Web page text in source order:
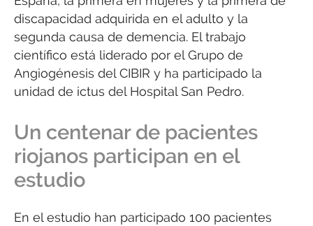
discapacidad adquirida en el adulto y la
segunda causa de demencia. El trabajo
científico está liderado por el Grupo de
Angiogénesis del CIBIR y ha participado la
unidad de ictus del Hospital San Pedro.
Un centenar de pacientes
riojanos participan en el
estudio
En el estudio han participado 100 pacientes